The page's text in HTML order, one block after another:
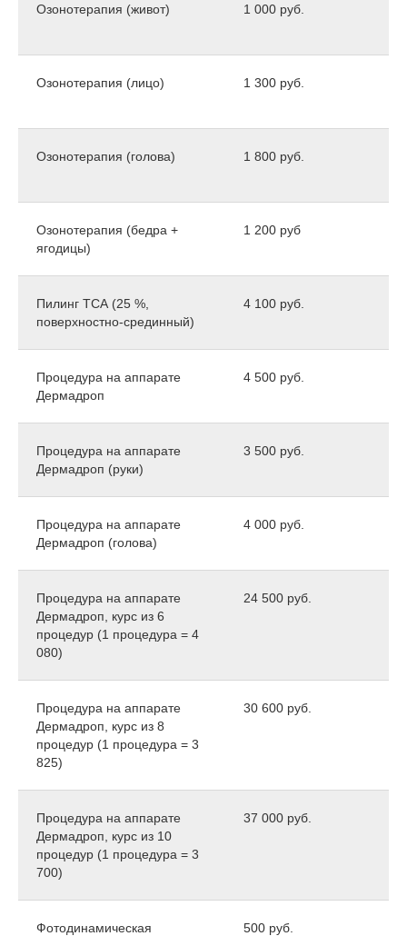
Озонотерапия (живот) 1 000 руб.
Озонотерапия (лицо) 1 300 руб.
Озонотерапия (голова) 1 800 руб.
Озонотерапия (бедра +
ягодицы)
1 200 руб
Пилинг ТСА (25 %,
поверхностно-срединный)
4 100 руб.
Процедура на аппарате
Дермадроп
4 500 руб.
Процедура на аппарате
Дермадроп (руки)
3 500 руб.
Процедура на аппарате
Дермадроп (голова)
4 000 руб.
Процедура на аппарате
Дермадроп, курс из 6
процедур (1 процедура = 4
080)
24 500 руб.
Процедура на аппарате
Дермадроп, курс из 8
процедур (1 процедура = 3
825)
30 600 руб.
Процедура на аппарате
Дермадроп, курс из 10
процедур (1 процедура = 3
700)
37 000 руб.
Фотодинамическая
500 руб.